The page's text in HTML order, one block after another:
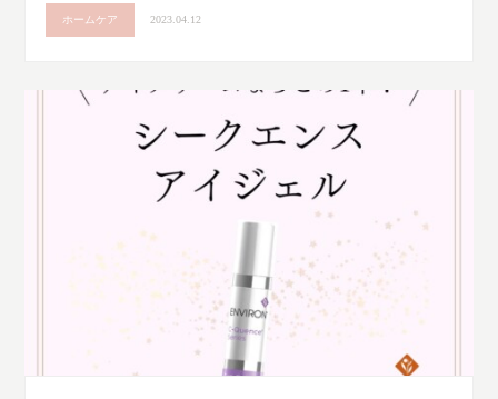
ホームケア 2023.04.12